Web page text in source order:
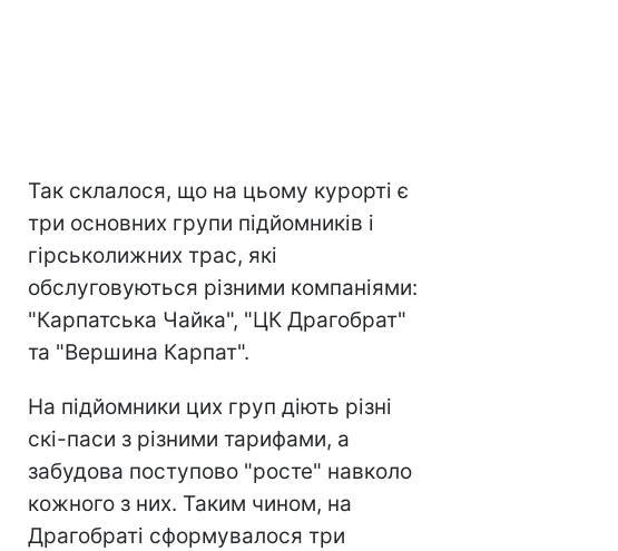
Так склалося, що на цьому курорті є
три основних групи підйомників і
гірськолижних трас, які
обслуговуються різними компаніями:
"Карпатська Чайка", "ЦК Драгобрат"
та "Вершина Карпат".
На підйомники цих груп діють різні
скі-паси з різними тарифами, а
забудова поступово "росте" навколо
кожного з них. Таким чином, на
Драгобраті сформувалося три